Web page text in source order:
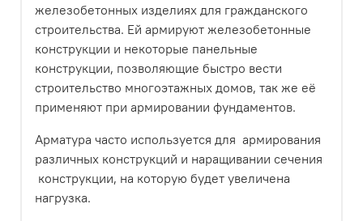
железобетонных изделиях для гражданского
строительства. Ей армируют железобетонные
конструкции и некоторые панельные
конструкции, позволяющие быстро вести
строительство многоэтажных домов, так же её
применяют при армировании фундаментов.
Арматура часто используется для армирования
различных конструкций и наращивании сечения
конструкции, на которую будет увеличена
нагрузка.